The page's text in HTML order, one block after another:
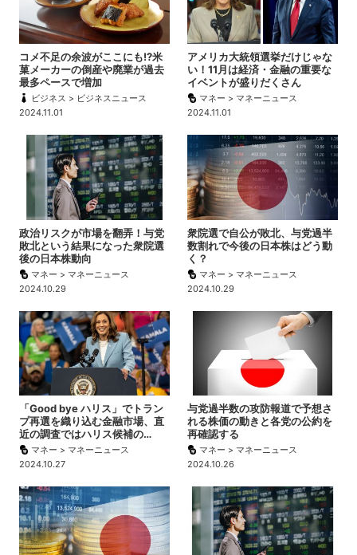
コメ不足の余波がここにも!?米
菓メーカーの倒産や廃業が過去
最多ペースで増加
ビジネス > ビジネスニュース
2024.11.01
アメリカ大統領選挙だけじゃな
い！11月は経済・金融の重要な
イベントが盛りだくさん
マネー > マネーニュース
2024.11.01
政治リスクが市場を翻弄！与党
敗北という結果になった衆院選
後の日本株動向
マネー > マネーニュース
2024.10.29
衆院選で自公が敗北、与党過半
数割れで今後の日本株はどう動
く？
マネー > マネーニュース
2024.10.29
「Good bye ハリス」でトラン
プ再選を織り込む金融市場、直
近の調査ではハリス候補の…
マネー > マネーニュース
2024.10.27
与党過半数の攻防報道で予想さ
れる株価の動きと各党の公約を
再確認する
マネー > マネーニュース
2024.10.26